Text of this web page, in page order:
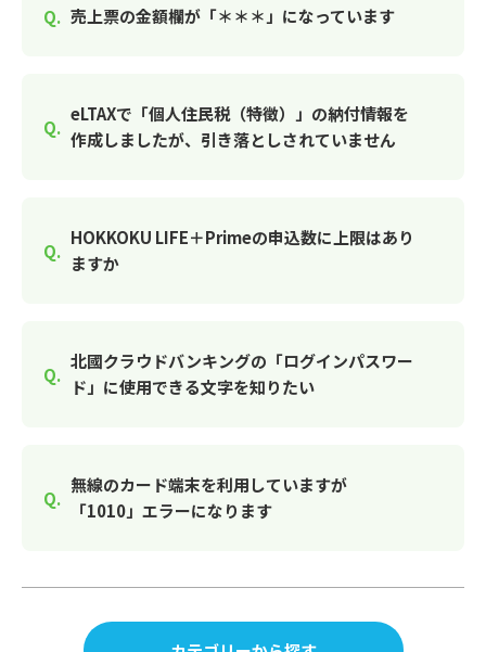
売上票の金額欄が「＊＊＊」になっています
eLTAXで「個人住民税（特徴）」の納付情報を
作成しましたが、引き落としされていません
HOKKOKU LIFE＋Primeの申込数に上限はあり
ますか
北國クラウドバンキングの「ログインパスワー
ド」に使用できる文字を知りたい
無線のカード端末を利用していますが
「1010」エラーになります